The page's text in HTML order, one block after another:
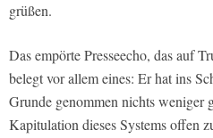
grüßen.
Das empörte Presseecho, das auf
belegt vor allem eines: Er hat ins
Grunde genommen nichts weniger
Kapitulation dieses Systems offen